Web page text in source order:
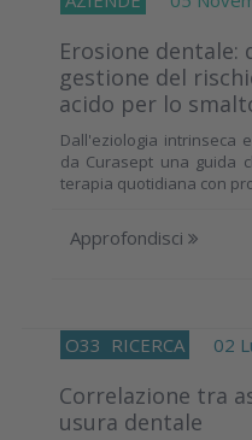
Erosione dentale:
gestione del
acido per lo
Dall'eziologia intrinseca
da Curasept una guida
terapia quotidiana con
Approfondisci
O33 RICERCA 02
Correlazione tra
usura dentale